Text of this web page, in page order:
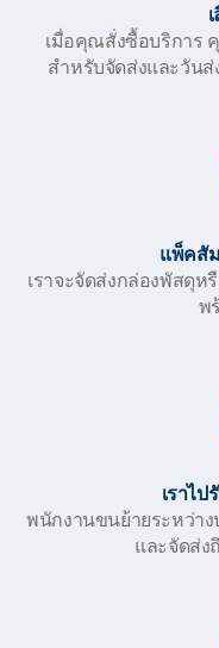
เมื่อคุณสั่งซื้อบริการ
สำหรับจัดส่งและวัน
แพ็คสั
เราจะจัดส่งกล่องพัสดุ
พ
เราไ
พนักงานขนย้ายระหว่า
และจัดส่ง